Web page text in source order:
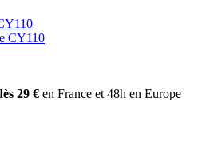
CY110
29 € en France et 48h en Europe